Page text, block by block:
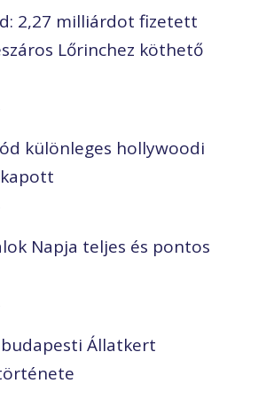
2,27 milliárdot fizetett
Lőrinchez köthető
különleges hollywoodi
Napja teljes és pontos
budapesti Állatkert